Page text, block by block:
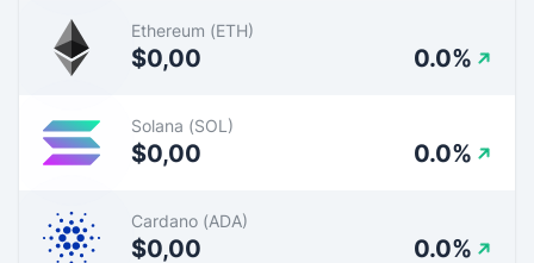
Ethereum (ETH)
$0,00 0.0%
Solana (SOL)
$0,00 0.0%
Cardano (ADA)
$0,00 0.0%